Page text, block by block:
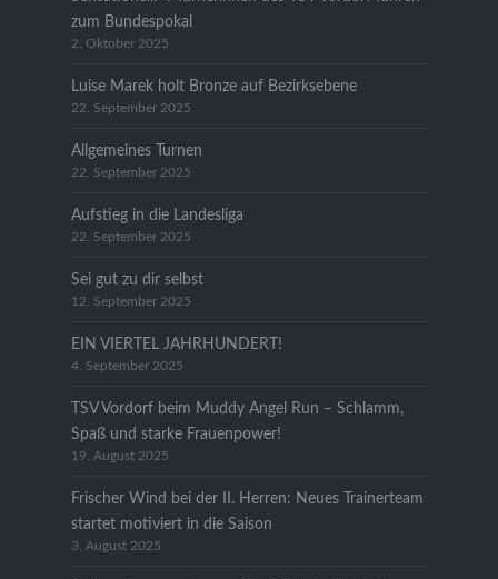
zum Bundespokal
2. Oktober 2025
Luise Marek holt Bronze auf Bezirksebene
22. September 2025
Allgemeines Turnen
22. September 2025
Aufstieg in die Landesliga
22. September 2025
Sei gut zu dir selbst
12. September 2025
EIN VIERTEL JAHRHUNDERT!
4. September 2025
TSV Vordorf beim Muddy Angel Run – Schlamm,
Spaß und starke Frauenpower!
19. August 2025
Frischer Wind bei der II. Herren: Neues Trainerteam
startet motiviert in die Saison
3. August 2025